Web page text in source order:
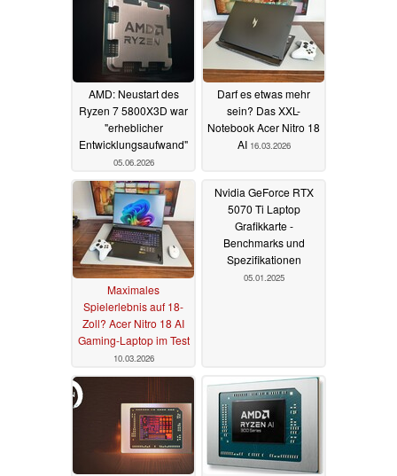
AMD: Neustart des
Ryzen 7 5800X3D war
"erheblicher
Entwicklungsaufwand"
05.06.2026
Darf es etwas mehr
sein? Das XXL-
Notebook Acer Nitro 18
AI 16.03.2026
Maximales
Spielerlebnis auf 18-
Zoll? Acer Nitro 18 AI
Gaming-Laptop im Test
10.03.2026
Nvidia GeForce RTX
5070 Ti Laptop
Grafikkarte -
Benchmarks und
Spezifikationen
05.01.2025